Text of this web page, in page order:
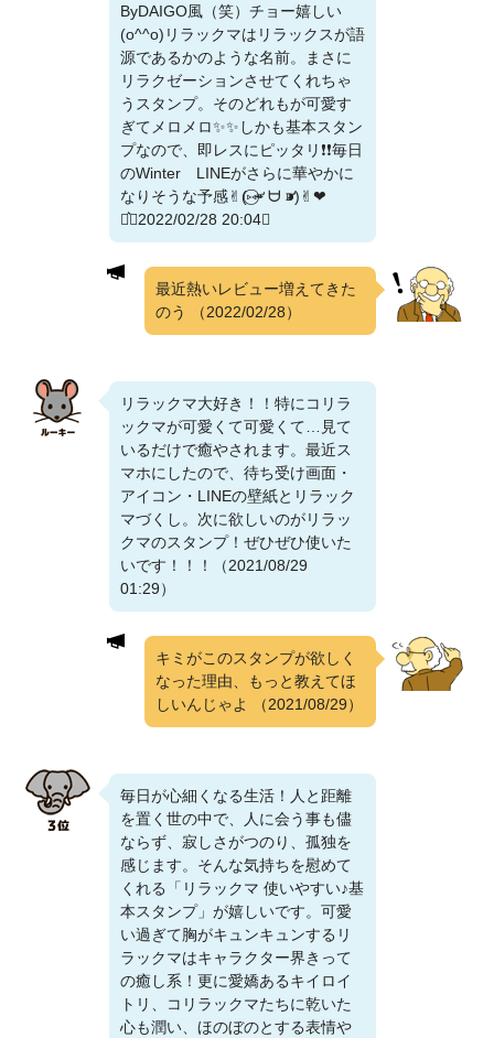
ByDAIGO風（笑）チョー嬉しい
(o^^o)リラックマはリラックスが語
源であるかのような名前。まさに
リラクゼーションさせてくれちゃ
うスタンプ。そのどれもが可愛す
ぎてメロメロ✨✨しかも基本スタン
プなので、即レスにピッタリ❗❗毎日
のWinter LINEがさらに華やかに
なりそうな予感✌︎(‎⑅⃝⁍̴̛ ᗨ ⁍̴̛)✌︎‬‪︎❤︎‪︎
⋆͛（2022/02/28 20:04）
最近熱いレビュー増えてきた
のう
（2022/02/28）
リラックマ大好き！！特にコリラ
ックマが可愛くて可愛くて…見て
いるだけで癒やされます。最近ス
マホにしたので、待ち受け画面・
アイコン・LINEの壁紙とリラック
マづくし。次に欲しいのがリラッ
クマのスタンプ！ぜひぜひ使いた
いです！！！（2021/08/29
01:29）
キミがこのスタンプが欲しく
なった理由、もっと教えてほ
しいんじゃよ
（2021/08/29）
毎日が心細くなる生活！人と距離
を置く世の中で、人に会う事も儘
ならず、寂しさがつのり、孤独を
感じます。そんな気持ちを慰めて
くれる「リラックマ 使いやすい♪基
本スタンプ」が嬉しいです。可愛
い過ぎて胸がキュンキュンするリ
ラックマはキャラクター界きって
の癒し系！更に愛嬌あるキイロイ
トリ、コリラックマたちに乾いた
心も潤い、ほのぼのとする表情や